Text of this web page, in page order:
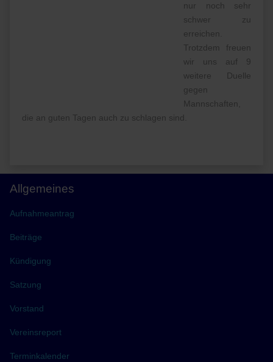
nur noch sehr
schwer zu
erreichen.
Trotzdem freuen
wir uns auf 9
weitere Duelle
gegen
Mannschaften,
die an guten Tagen auch zu schlagen sind.
Allgemeines
Aufnahmeantrag
Beiträge
Kündigung
Satzung
Vorstand
Vereinsreport
Terminkalender